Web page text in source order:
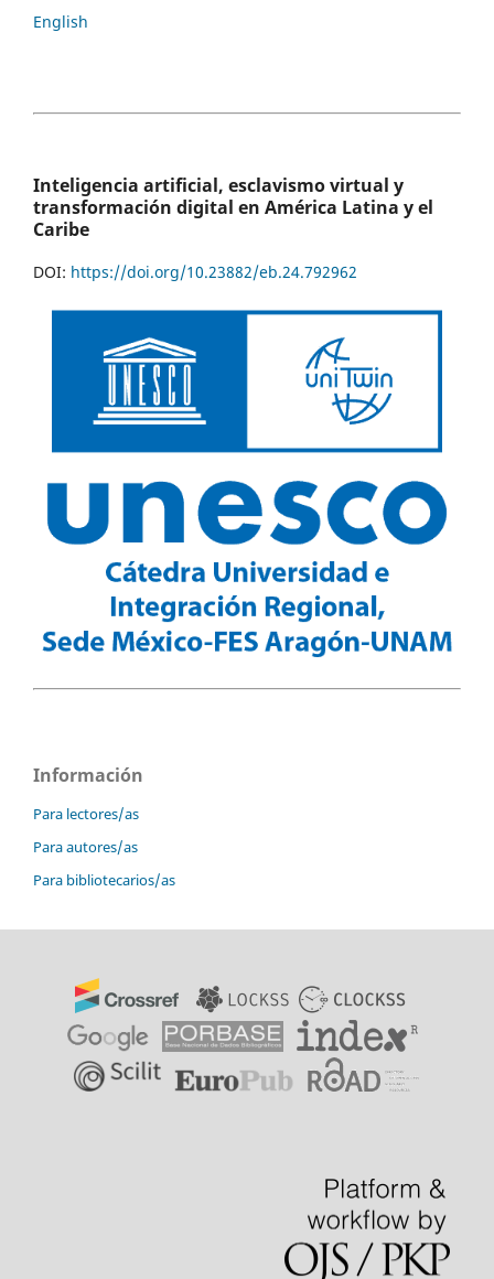
English
Inteligencia artificial, esclavismo virtual y
transformación digital en América Latina y el
Caribe
DOI: https://doi.org/10.23882/eb.24.792962
Información
Para lectores/as
Para autores/as
Para bibliotecarios/as